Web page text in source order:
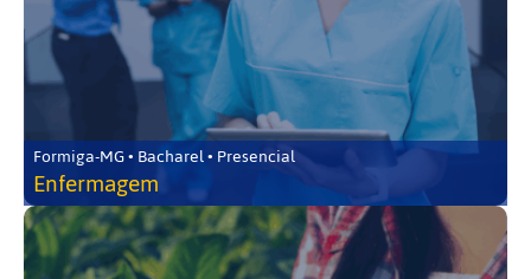
Formiga-MG • Bacharel • Presencial
Enfermagem